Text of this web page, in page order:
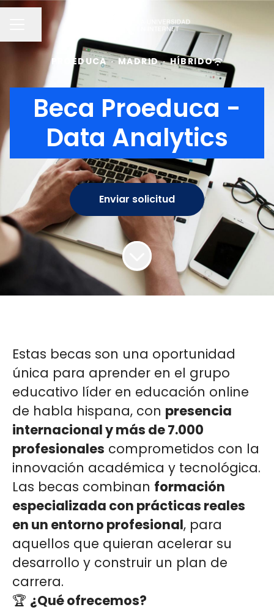
MENÚ DE EMPLEO
Compartir página
PROEDUCA · MADRID · HÍBRIDO
Beca Proeduca -
Data Analytics
Enviar solicitud
Estas becas son una oportunidad
única para aprender en el grupo
educativo líder en educación online
de habla hispana, con presencia
internacional y más de 7.000
profesionales comprometidos con la
innovación académica y tecnológica.
Las becas combinan formación
especializada con prácticas reales
en un entorno profesional, para
aquellos que quieran acelerar su
desarrollo y construir un plan de
carrera.
🏆 ¿Qué ofrecemos?